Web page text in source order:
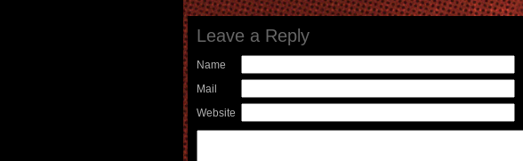
Leave a Reply
Name
Mail
Website